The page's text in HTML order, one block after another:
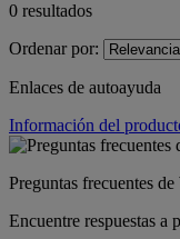
0 resultados
Ordenar por:
Enlaces de autoayuda
Información del
Preguntas frecuentes
Encuentre respuestas a